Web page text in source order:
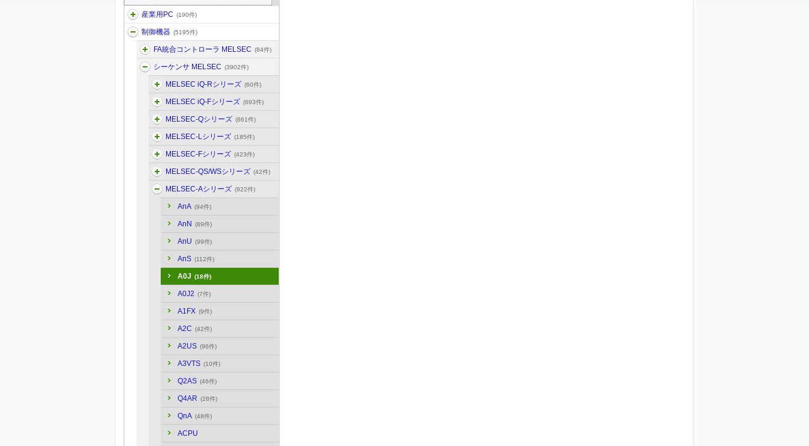
産業用PC (190件)
制御機器 (5195件)
FA統合コントローラ MELSEC (84件)
シーケンサ MELSEC (3902件)
MELSEC iQ-Rシリーズ (60件)
MELSEC iQ-Fシリーズ (693件)
MELSEC-Qシリーズ (861件)
MELSEC-Lシリーズ (185件)
MELSEC-Fシリーズ (423件)
MELSEC-QS/WSシリーズ (42件)
MELSEC-Aシリーズ (922件)
AnA (94件)
AnN (89件)
AnU (99件)
AnS (112件)
A0J (18件)
A0J2 (7件)
A1FX (9件)
A2C (42件)
A2US (96件)
A3VTS (10件)
Q2AS (46件)
Q4AR (28件)
QnA (48件)
ACPU